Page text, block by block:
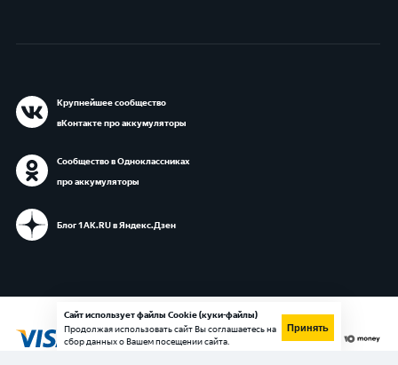
Сайт использует файлы Cookie (куки-файлы)
Продолжая использовать сайт Вы соглашаетесь на
сбор данных о Вашем посещении сайта.
Принять
Крупнейшее сообщество
вКонтакте про аккумуляторы
Сообщество в Одноклассниках
про аккумуляторы
Блог 1АК.RU в Яндекс.Дзен